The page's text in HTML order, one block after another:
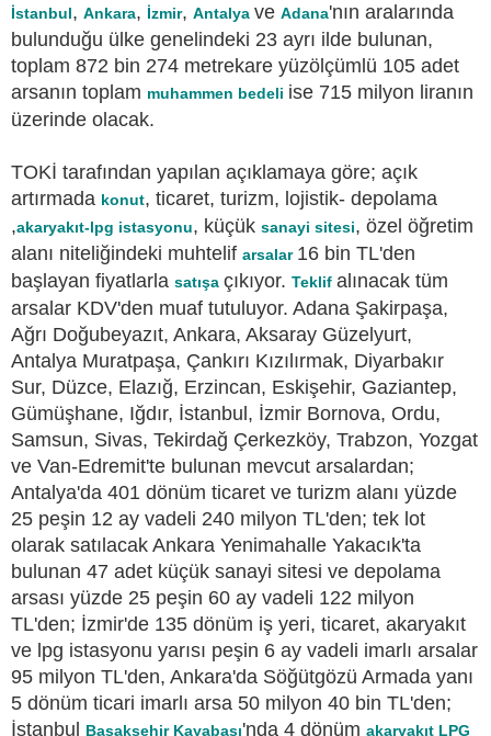
İstanbul, Ankara, İzmir, Antalya ve Adana'nın aralarında
bulunduğu ülke genelindeki 23 ayrı ilde bulunan,
toplam 872 bin 274 metrekare yüzölçümlü 105 adet
arsanın toplam muhammen bedeli ise 715 milyon liranın
üzerinde olacak.
TOKİ tarafından yapılan açıklamaya göre; açık
artırmada konut, ticaret, turizm, lojistik- depolama
,akaryakıt-lpg istasyonu, küçük sanayi sitesi, özel öğretim
alanı niteliğindeki muhtelif arsalar 16 bin TL'den
başlayan fiyatlarla satışa çıkıyor. Teklif alınacak tüm
arsalar KDV'den muaf tutuluyor. Adana Şakirpaşa,
Ağrı Doğubeyazıt, Ankara, Aksaray Güzelyurt,
Antalya Muratpaşa, Çankırı Kızılırmak, Diyarbakır
Sur, Düzce, Elazığ, Erzincan, Eskişehir, Gaziantep,
Gümüşhane, Iğdır, İstanbul, İzmir Bornova, Ordu,
Samsun, Sivas, Tekirdağ Çerkezköy, Trabzon, Yozgat
ve Van-Edremit'te bulunan mevcut arsalardan;
Antalya'da 401 dönüm ticaret ve turizm alanı yüzde
25 peşin 12 ay vadeli 240 milyon TL'den; tek lot
olarak satılacak Ankara Yenimahalle Yakacık'ta
bulunan 47 adet küçük sanayi sitesi ve depolama
arsası yüzde 25 peşin 60 ay vadeli 122 milyon
TL'den; İzmir'de 135 dönüm iş yeri, ticaret, akaryakıt
ve lpg istasyonu yarısı peşin 6 ay vadeli imarlı arsalar
95 milyon TL'den, Ankara'da Söğütgözü Armada yanı
5 dönüm ticari imarlı arsa 50 milyon 40 bin TL'den;
İstanbul Başakşehir Kayabaşı'nda 4 dönüm akaryakıt LPG